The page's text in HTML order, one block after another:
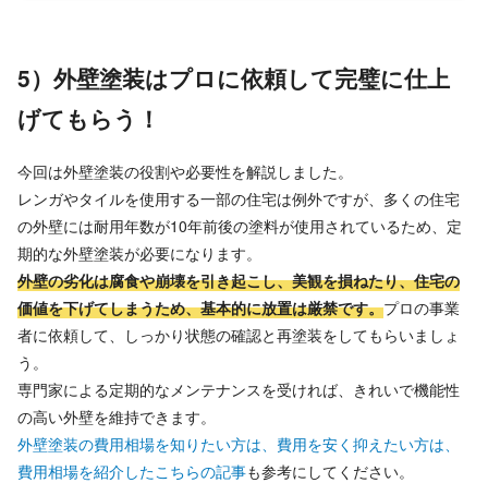
5）外壁塗装はプロに依頼して完璧に仕上
げてもらう！
今回は外壁塗装の役割や必要性を解説しました。
レンガやタイルを使用する一部の住宅は例外ですが、多くの住宅
の外壁には耐用年数が10年前後の塗料が使用されているため、定
期的な外壁塗装が必要になります。
外壁の劣化は腐食や崩壊を引き起こし、美観を損ねたり、住宅の
価値を下げてしまうため、基本的に放置は厳禁です。プロの事業
者に依頼して、しっかり状態の確認と再塗装をしてもらいましょ
う。
専門家による定期的なメンテナンスを受ければ、きれいで機能性
の高い外壁を維持できます。
外壁塗装の費用相場を知りたい方は、費用を安く抑えたい方は、
費用相場を紹介したこちらの記事も参考にしてください。